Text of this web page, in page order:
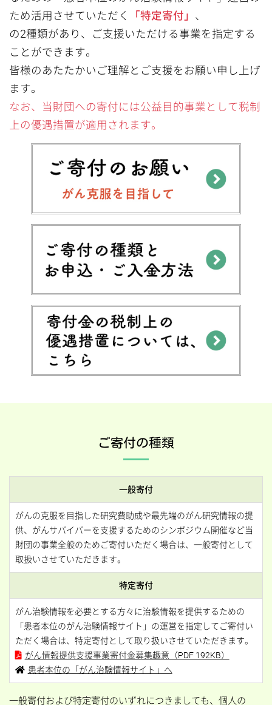
ため活用させていただく
「特定寄付」 、
の2種類があり、ご支援いただける事業を指定する
ことができます。
皆様のあたたかいご理解とご支援をお願い申し上げ
ます。
なお、当財団への寄付には公益目的事業として税制
上の優遇措置が適用されます。
ご寄付の種類
一般寄付
がんの克服を目指した研究費助成や最先端のがん研究情報の提
供、がんサバイバーを支援するためのシンポジウム開催など当
財団の事業全般のためご寄付いただく場合は、一般寄付として
取扱いさせていただきます。
特定寄付
がん治験情報を必要とする方々に治験情報を提供するための
「患者本位のがん治験情報サイト」の運営を指定してご寄付い
ただく場合は、特定寄付として取り扱いさせていただきます。
がん情報提供支援事業寄付金募集趣意（PDF 192KB）
患者本位の「がん治験情報サイト」へ
一般寄付および特定寄付のいずれにつきましても、個人の